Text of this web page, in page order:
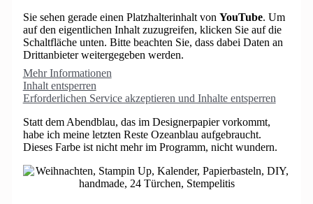
Sie sehen gerade einen Platzhalterinhalt von YouTube. Um
auf den eigentlichen Inhalt zuzugreifen, klicken Sie auf die
Schaltfläche unten. Bitte beachten Sie, dass dabei Daten an
Drittanbieter weitergegeben werden.
Mehr Informationen
Inhalt entsperren
Erforderlichen Service akzeptieren und Inhalte entsperren
Statt dem Abendblau, das im Designerpapier vorkommt,
habe ich meine letzten Reste Ozeanblau aufgebraucht.
Dieses Farbe ist nicht mehr im Programm, nicht wundern.